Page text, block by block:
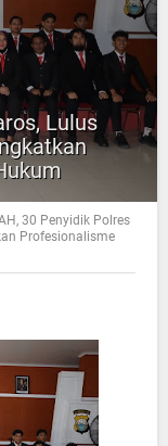
Lulus
30 Penyidik Polres
Profesionalisme